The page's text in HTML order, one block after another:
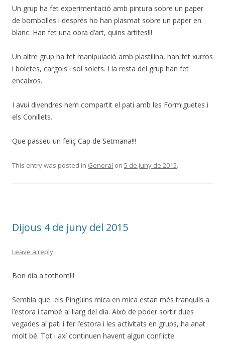
Un grup ha fet experimentació amb pintura sobre un paper
de bombolles i després ho han plasmat sobre un paper en
blanc. Han fet una obra d’art, quins artites!!!
Un altre grup ha fet manipulació amb plastilina, han fet xurros
i boletes, cargols i sol solets. I la resta del grup han fet
encaixos.
I avui divendres hem compartit el pati amb les Formiguetes i
els Conillets.
Que passeu un feliç Cap de Setmana!!!
This entry was posted in General on 5 de juny de 2015.
Dijous 4 de juny del 2015
Leave a reply
Bon dia a tothom!!!
Sembla que els Pingüins mica en mica estan més tranquils a
l’estora i també al llarg del dia. Això de poder sortir dues
vegades al pati i fer l’estora i les activitats en grups, ha anat
molt bé. Tot i axí continuen havent algun conflicte.